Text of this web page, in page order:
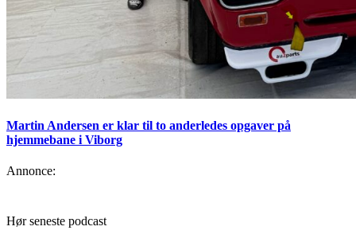
Martin Andersen er klar til to anderledes opgaver på
hjemmebane i Viborg
Annonce:
Hør seneste podcast